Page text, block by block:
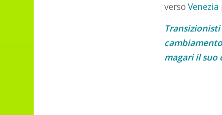
verso Venezia
magari il suo